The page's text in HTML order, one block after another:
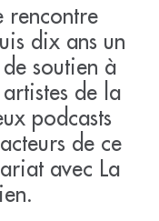
rencontre
dix ans un
soutien à
artistes de la
podcasts
de ce
avec La